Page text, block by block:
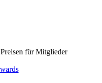
für Mitglieder